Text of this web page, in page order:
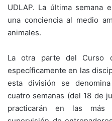
UDLAP. La última semana
una conciencia al medio
animales.
La otra parte del Curso
específicamente en las
esta división se
cuatro semanas (del 18 de
practicarán en las más